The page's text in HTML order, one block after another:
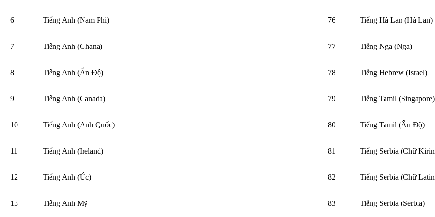
6 Tiếng Anh (Nam Phi) 76 Tiếng Hà Lan (Hà Lan)
7 Tiếng Anh (Ghana) 77 Tiếng Nga (Nga)
8 Tiếng Anh (Ấn Độ) 78 Tiếng Hebrew (Israel)
9 Tiếng Anh (Canada) 79 Tiếng Tamil (Singapore)
10 Tiếng Anh (Anh Quốc) 80 Tiếng Tamil (Ấn Độ)
11 Tiếng Anh (Ireland) 81 Tiếng Serbia (Chữ
12 Tiếng Anh (Úc) 82 Tiếng Serbia (Chữ
13 Tiếng Anh Mỹ 83 Tiếng Serbia (Serbia)